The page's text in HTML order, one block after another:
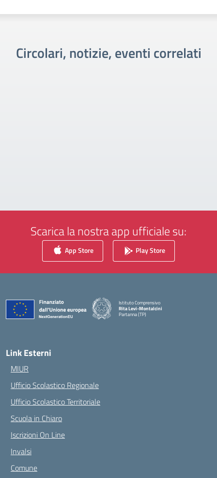
Circolari, notizie, eventi correlati
Scarica la nostra app ufficiale su:
App Store Play Store
Istituto Comprensivo
Rita Levi-Montalcini
Partanna (TP)
Link Esterni
MIUR
Ufficio Scolastico Regionale
Ufficio Scolastico Territoriale
Scuola in Chiaro
Iscrizioni On Line
Invalsi
Comune